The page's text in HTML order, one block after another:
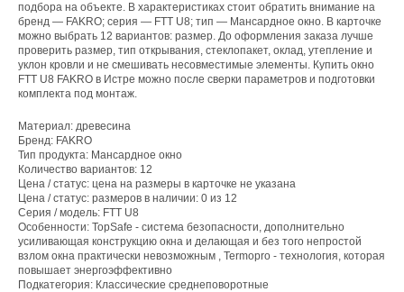
подбора на объекте. В характеристиках стоит обратить внимание на
бренд — FAKRO; серия — FTT U8; тип — Мансардное окно. В карточке
можно выбрать 12 вариантов: размер. До оформления заказа лучше
проверить размер, тип открывания, стеклопакет, оклад, утепление и
уклон кровли и не смешивать несовместимые элементы. Купить окно
FTT U8 FAKRO в Истре можно после сверки параметров и подготовки
комплекта под монтаж.
Материал: древесина
Бренд: FAKRO
Тип продукта: Мансардное окно
Количество вариантов: 12
Цена / статус: цена на размеры в карточке не указана
Цена / статус: размеров в наличии: 0 из 12
Серия / модель: FTT U8
Особенности: TopSafe - система безопасности, дополнительно
усиливающая конструкцию окна и делающая и без того непростой
взлом окна практически невозможным , Termopro - технология, которая
повышает энергоэффективно
Подкатегория: Классические среднеповоротные